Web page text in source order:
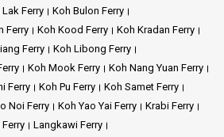
Ferry
Koh Bulon Ferry
Ferry Koh Kood Ferry
Koh Kradan Ferry
Ferry
Koh Libong Ferry
Koh Mook Ferry
Koh Nang Yuan Ferry
Ferry Koh Pu Ferry
Koh Samet Ferry
Noi Ferry Koh Yao Yai Ferry
Krabi Ferry
Langkawi Ferry